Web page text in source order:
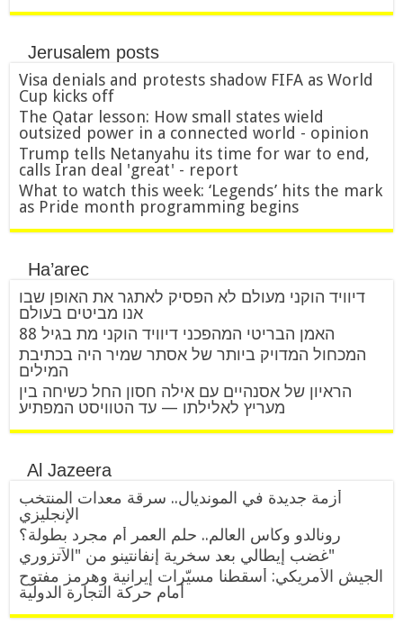
Jerusalem posts
Visa denials and protests shadow FIFA as World
Cup kicks off
The Qatar lesson: How small states wield
outsized power in a connected world - opinion
Trump tells Netanyahu its time for war to end,
calls Iran deal 'great' - report
What to watch this week: ‘Legends’ hits the mark
as Pride month programming begins
Ha’arec
דיוויד הוקני מעולם לא הפסיק לאתגר את האופן שבו
אנו מביטים בעולם
האמן הבריטי המהפכני דיוויד הוקני מת בגיל 88
המכחול המדויק ביותר של אסתר שמיר היה בכתיבת
המילים
הראיון של אסנהיים עם אילה חסון החל כשיחה בין
מעריץ לאלילתו — עד הטוויסט המפתיע
Al Jazeera
أزمة جديدة في المونديال.. سرقة معدات المنتخب
الإنجليزي
رونالدو وكأس العالم.. حلم العمر أم مجرد بطولة؟
غضب إيطالي بعد سخرية إنفانتينو من "الآتزوري"
الجيش الأمريكي: أسقطنا مسيّرات إيرانية وهرمز مفتوح
أمام حركة التجارة الدولية